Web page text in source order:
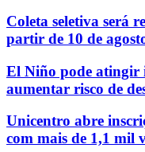
Coleta seletiva será
partir de 10 de
El Niño pode atingir
aumentar risco de
Unicentro abre
com mais de 1,1 mil